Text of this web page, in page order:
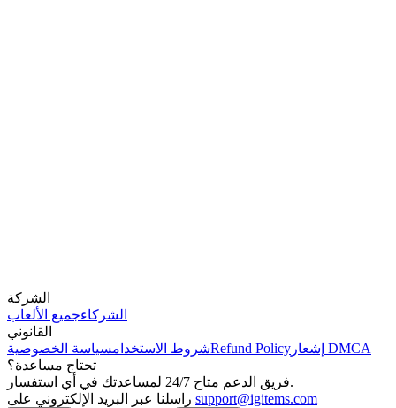
الشركة
الشركاءجميع الألعاب
القانوني
شروط الاستخدامسياسة الخصوصية Refund Policy
إشعار DMCA
تحتاج مساعدة؟
فريق الدعم متاح 24/7 لمساعدتك في أي استفسار.
support@igitems.com